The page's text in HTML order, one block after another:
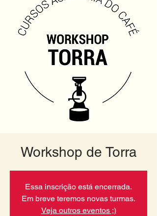
Workshop de Torra
Essa inscrição está encerrada.
Em breve teremos novas turmas.
Veja outros eventos ;)